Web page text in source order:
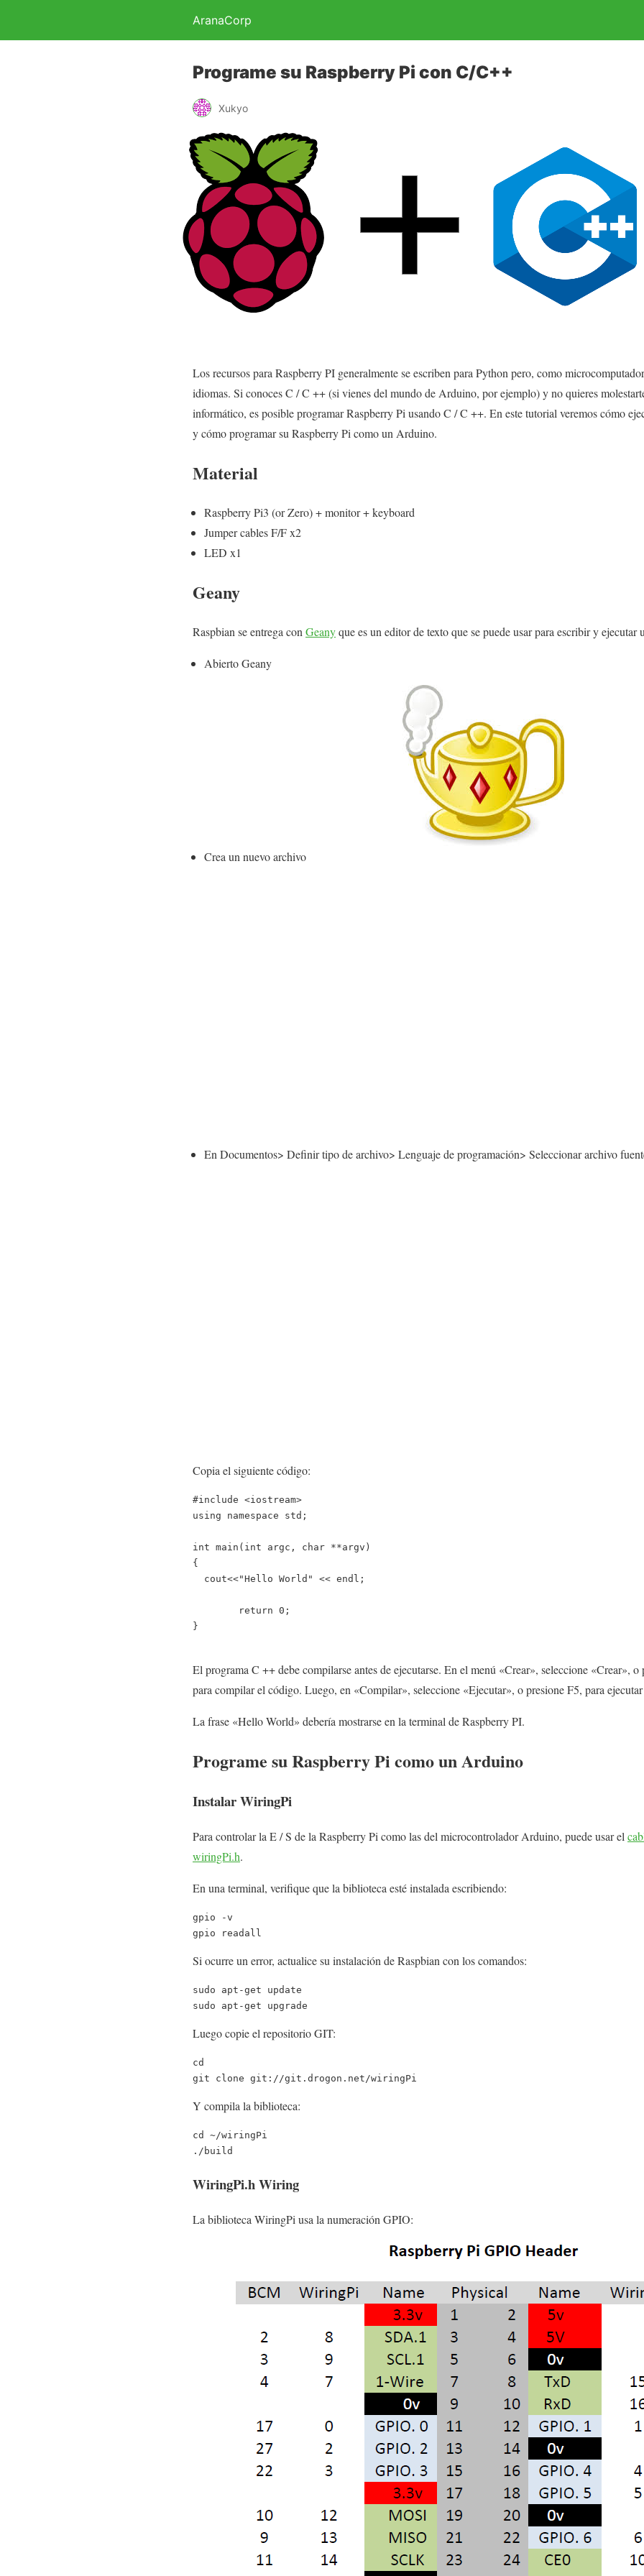
AranaCorp
Programe su Raspberry Pi con C/C++
Xukyo
Los recursos para Raspberry PI generalmente se escriben para Python pero, como
idiomas. Si conoces C / C ++ (si vienes del mundo de Arduino, por ejemplo) y no quieres
informático, es posible programar Raspberry Pi usando C / C ++. En este tutorial veremos cómo
y cómo programar su Raspberry Pi como un Arduino.
Material
Raspberry Pi3 (or Zero) + monitor + keyboard
Jumper cables F/F x2
LED x1
Geany
Raspbian se entrega con Geanyque es un editor de texto que se puede usar para escribir y ejecutar
Abierto Geany
Crea un nuevo archivo
En Documentos> Definir tipo de archivo> Lenguaje de programación> Seleccionar archivo
Copia el siguiente código:
#include <iostream>
using
namespace std ;
int main ( int argc , char **argv )
{
cout<<"Hello World" << endl ;
return 0 ;
}
El programa C ++ debe compilarse antes de ejecutarse. En el menú «Crear», seleccione «Crear», o
para compilar el código. Luego, en «Compilar», seleccione «Ejecutar», o presione F5, para
La frase «Hello World» debería mostrarse en la terminal de Raspberry PI.
Programe su Raspberry Pi como un Arduino
Instalar WiringPi
Para controlar la E / S de la Raspberry Pi como las del microcontrolador Arduino, puede usar el
wiringPi.h.
En una terminal, verifique que la biblioteca esté instalada escribiendo:
gpio -v
gpio readall
Si ocurre un error, actualice su instalación de Raspbian con los comandos:
sudo apt-get update
sudo apt-get upgrade
Luego copie el repositorio GIT:
cd
git clone git://git.drogon.net/wiringPi
Y compila la biblioteca:
cd ~/wiringPi
./build
WiringPi.h Wiring
La biblioteca WiringPi usa la numeración GPIO: